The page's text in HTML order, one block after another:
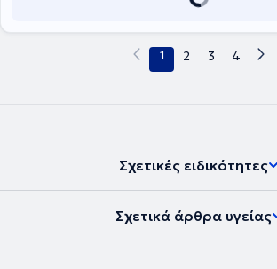
1 2 3 4
Σχετικές ειδικότητες
Σχετικά άρθρα υγείας